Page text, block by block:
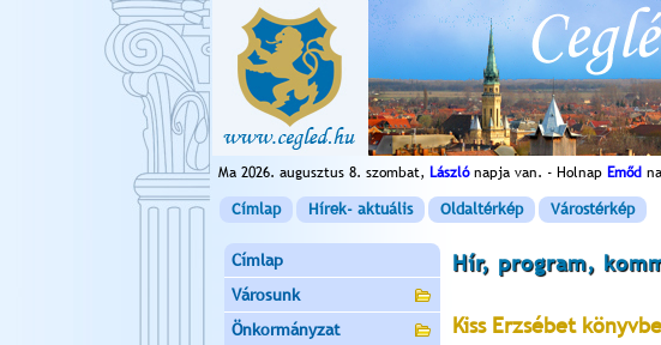
Ma 2026. augusztus 8. szombat, Lászlónapja van. - Holnap Emőd
Címlap Hírek- aktuális Oldaltérkép Várostérkép
Címlap
Városunk
Önkormányzat
Hír, program,
Kiss Erzsébet